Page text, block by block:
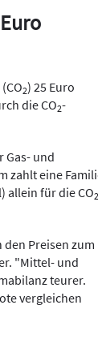
2) 25 Euro
die CO2-
Gas- und
zahlt eine
allein für die CO2
Preisen zum
"Mittel- und
teurer.
vergleichen